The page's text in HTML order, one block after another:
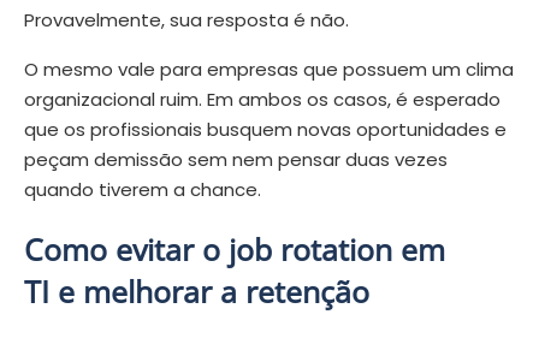
Provavelmente, sua resposta é não.
O mesmo vale para empresas que possuem um clima
organizacional ruim. Em ambos os casos, é esperado
que os profissionais busquem novas oportunidades e
peçam demissão sem nem pensar duas vezes
quando tiverem a chance.
Como evitar o job rotation em
TI e melhorar a retenção